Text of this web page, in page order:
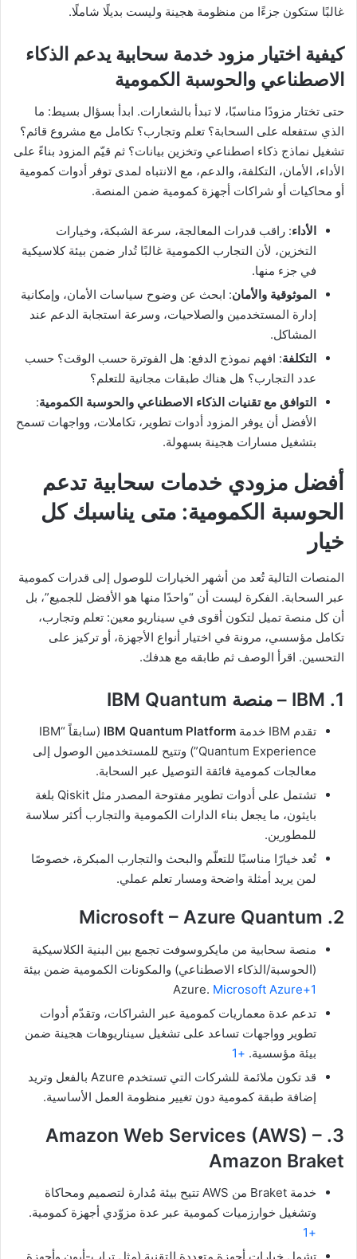
غالبًا ستكون جزءًا من منظومة هجينة وليست بديلًا شاملًا.
كيفية اختيار مزود خدمة سحابية يدعم الذكاء
الاصطناعي والحوسبة الكمومية
حتى تختار مزودًا مناسبًا، لا تبدأ بالشعارات. ابدأ بسؤال بسيط: ما
الذي ستفعله على السحابة؟ تعلم وتجارب؟ تكامل مع مشروع قائم؟
تشغيل نماذج ذكاء اصطناعي وتخزين بيانات؟ ثم قيّم المزود بناءً على
الأداء، الأمان، التكلفة، والدعم، مع الانتباه لمدى توفر أدوات كمومية
أو محاكيات أو شراكات أجهزة كمومية ضمن المنصة.
الأداء: راقب قدرات المعالجة، سرعة الشبكة، وخيارات
التخزين، لأن التجارب الكمومية غالبًا تُدار ضمن بيئة كلاسيكية
في جزء منها.
الموثوقية والأمان: ابحث عن وضوح سياسات الأمان، وإمكانية
إدارة المستخدمين والصلاحيات، وسرعة استجابة الدعم عند
المشاكل.
التكلفة: افهم نموذج الدفع: هل الفوترة حسب الوقت؟ حسب
عدد التجارب؟ هل هناك طبقات مجانية للتعلم؟
التوافق مع تقنيات الذكاء الاصطناعي والحوسبة الكمومية:
الأفضل أن يوفر المزود أدوات تطوير، تكاملات، وواجهات تسمح
بتشغيل مسارات هجينة بسهولة.
أفضل مزودي خدمات سحابية تدعم
الحوسبة الكمومية: متى يناسبك كل
خيار
المنصات التالية تُعد من أشهر الخيارات للوصول إلى قدرات كمومية
عبر السحابة. الفكرة ليست أن “واحدًا منها هو الأفضل للجميع”، بل
أن كل منصة تميل لتكون أقوى في سيناريو معين: تعلم وتجارب،
تكامل مؤسسي، مرونة في اختيار أنواع الأجهزة، أو تركيز على
التحسين. اقرأ الوصف ثم طابقه مع هدفك.
1. IBM – منصة IBM Quantum
تقدم IBM خدمة IBM Quantum Platform
(سابقاً “IBM
Quantum Experience”) وتتيح للمستخدمين الوصول إلى
معالجات كمومية فائقة التوصيل عبر السحابة.
تشتمل على أدوات تطوير مفتوحة المصدر مثل ‎Qiskit بلغة
بايثون، ما يجعل بناء الدارات الكمومية والتجارب أكثر سلاسة
للمطورين.
تُعد خيارًا مناسبًا للتعلّم والبحث والتجارب المبكرة، خصوصًا
لمن يريد أمثلة واضحة ومسار تعلم عملي.
2. Microsoft – ‎Azure Quantum
منصة سحابية من مايكروسوفت تجمع بين البنية الكلاسيكية
(الحوسبة/الذكاء الاصطناعي) والمكونات الكمومية ضمن بيئة
‎‎‎Azure. Microsoft Azure+1
تدعم عدة معماريات كمومية عبر الشراكات، وتقدّم أدوات
تطوير وواجهات تساعد على تشغيل سيناريوهات هجينة ضمن
بيئة مؤسسية. +1
قد تكون ملائمة للشركات التي تستخدم Azure بالفعل وتريد
إضافة طبقة كمومية دون تغيير منظومة العمل الأساسية.
3. Amazon Web Services (AWS) –
‎Amazon Braket
خدمة Braket من AWS تتيح بيئة مُدارة لتصميم ومحاكاة
وتشغيل خوارزميات كمومية عبر عدة مزوّدي أجهزة كمومية.
+1